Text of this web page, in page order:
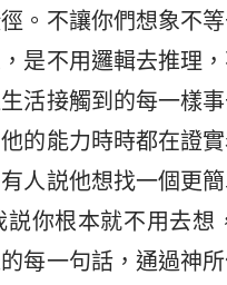
。不讓你們想象不
是不用邏輯去推理
生活接觸到的每一樣
的能力時時都在證
人説他想找一個更
你根本就不用去
每一句話，通過神